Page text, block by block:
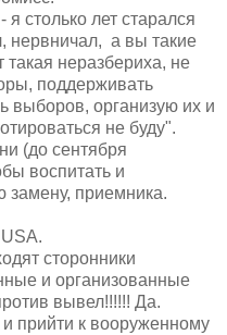
столько лет старался
нервничал, а вы такие
такая неразбериха, не
поддерживать
выборов, организую их и
не буду".
(до сентября
воспитать и
замену, приемника.
сторонники
и организованные
вывел!!!!!! Да.
прийти к вооруженному